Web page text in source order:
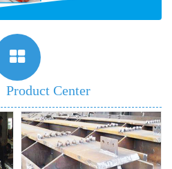
Product Center